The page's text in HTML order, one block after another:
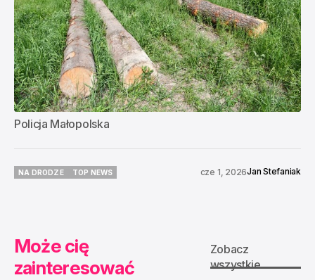
Policja Małopolska
NA DRODZE
TOP NEWS
cze 1, 2026Jan Stefaniak
Może cię
zainteresować
Zobacz
wszystkie